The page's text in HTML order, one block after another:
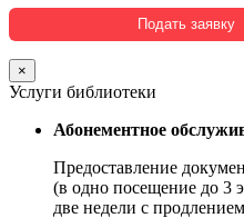
×
Услуги библиотеки
Абонементное
Предоставление
(в одно посещение до 3
две недели с